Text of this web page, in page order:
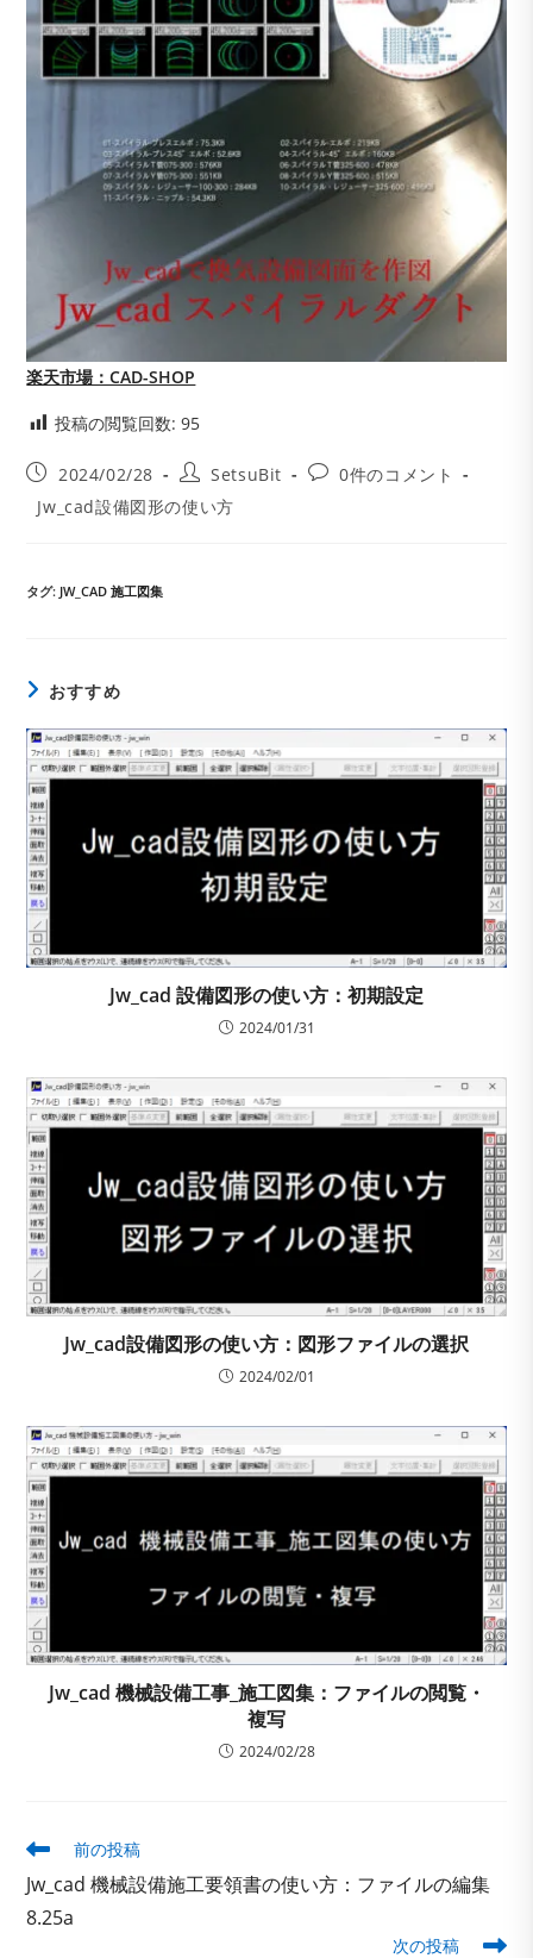
楽天市場：CAD-SHOP
投稿の閲覧回数: 95
投
公
2024/02/28
投
者:
SetsuBit
投
0件のコメント
投
稿
ゴ
Jw_cad設備図形の使い方
タグ: JW_CAD 施工図集
おすすめ
Jw_cad 設備図形の使い方：初期設定
2024/01/31
Jw_cad設備図形の使い方：図形ファイルの選択
2024/02/01
Jw_cad 機械設備工事_施工図集：ファイルの閲覧・
複写
2024/02/28
そ
他
の
前の投稿
Jw_cad 機械設備施工要領書の使い方：ファイルの編集
8.25a
次の投稿